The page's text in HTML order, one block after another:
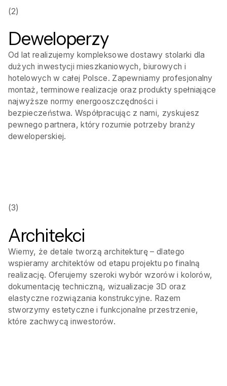
(2)
Deweloperzy
Od lat realizujemy kompleksowe dostawy stolarki dla
dużych inwestycji mieszkaniowych, biurowych i
hotelowych w całej Polsce. Zapewniamy profesjonalny
montaż, terminowe realizacje oraz produkty spełniające
najwyższe normy energooszczędności i
bezpieczeństwa. Współpracując z nami, zyskujesz
pewnego partnera, który rozumie potrzeby branży
deweloperskiej.
(3)
Architekci
Wiemy, że detale tworzą architekturę – dlatego
wspieramy architektów od etapu projektu po finalną
realizację. Oferujemy szeroki wybór wzorów i kolorów,
dokumentację techniczną, wizualizacje 3D oraz
elastyczne rozwiązania konstrukcyjne. Razem
stworzymy estetyczne i funkcjonalne przestrzenie,
które zachwycą inwestorów.